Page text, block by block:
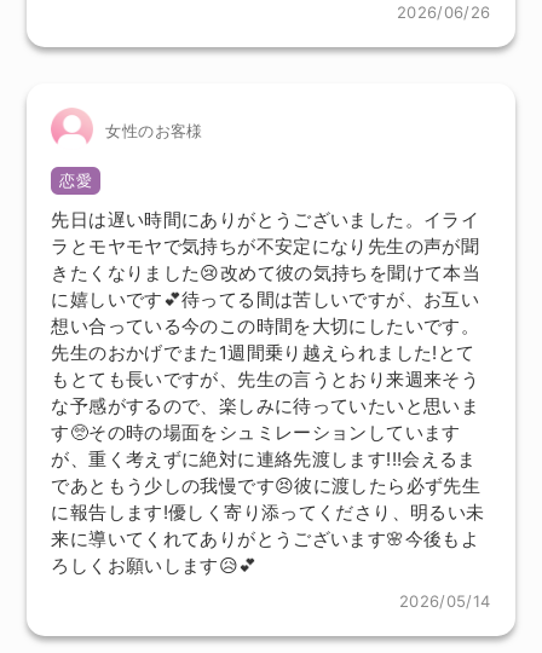
2026/06/26
女性のお客様
恋愛
先日は遅い時間にありがとうございました。イライ
ラとモヤモヤで気持ちが不安定になり先生の声が聞
きたくなりました😢改めて彼の気持ちを聞けて本当
に嬉しいです💕待ってる間は苦しいですが、お互い
想い合っている今のこの時間を大切にしたいです。
先生のおかげでまた1週間乗り越えられました!とて
もとても長いですが、先生の言うとおり来週来そう
な予感がするので、楽しみに待っていたいと思いま
す🥺その時の場面をシュミレーションしています
が、重く考えずに絶対に連絡先渡します!!!会えるま
であともう少しの我慢です😣彼に渡したら必ず先生
に報告します!優しく寄り添ってくださり、明るい未
来に導いてくれてありがとうございます🌸今後もよ
ろしくお願いします😥💕
2026/05/14